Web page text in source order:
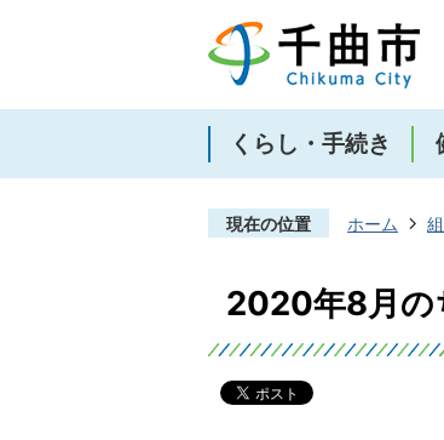
くらし・手続き
現在の位置 ホーム
2020年8月の